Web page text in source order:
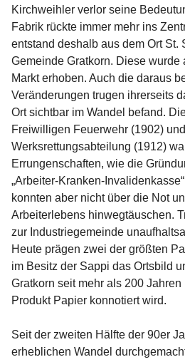
Kirchweihler verlor seine
Fabrik rückte immer mehr ins
entstand deshalb aus dem Ort St.
Gemeinde Gratkorn. Diese wurde
Markt erhoben. Auch die daraus
Veränderungen trugen ihrerseits
Ort sichtbar im Wandel befand.
Freiwilligen Feuerwehr (1902)
Werksrettungsabteilung (1912)
Errungenschaften, wie die
„Arbeiter-Kranken-
konnten aber nicht über die Not
Arbeiterlebens hinwegtäuschen.
zur Industriegemeinde
Heute prägen zwei der größten
im Besitz der Sappi das Ortsbild
Gratkorn seit mehr als 200
Produkt Papier konnotiert wird.
Seit der zweiten Hälfte der 90er
erheblichen Wandel